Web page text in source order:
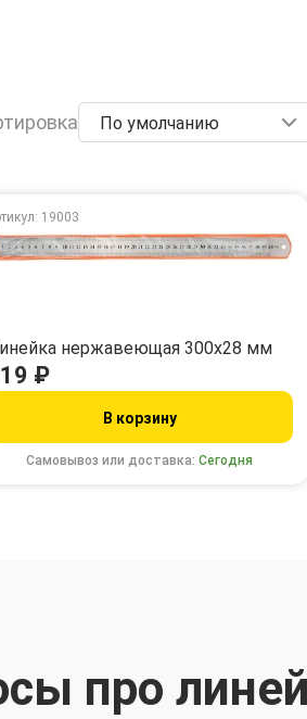
По умолчанию
19003
нержавеющая 300х28 мм
Самовывоз или доставка:Сегодня
₽
В корзину
про